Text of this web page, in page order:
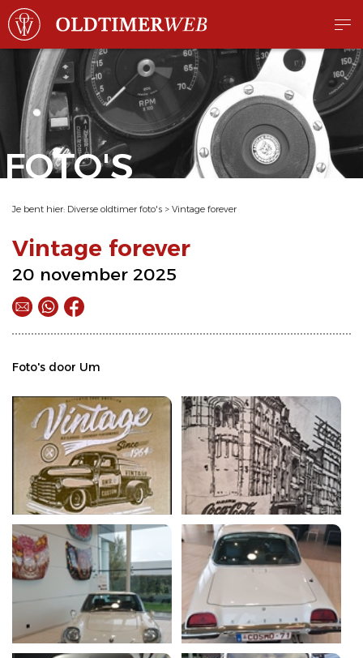
FOTO'S
Je bent hier: Diverse oldtimer foto's > Vintage forever
Vintage forever
20 november 2025
Foto's door Um